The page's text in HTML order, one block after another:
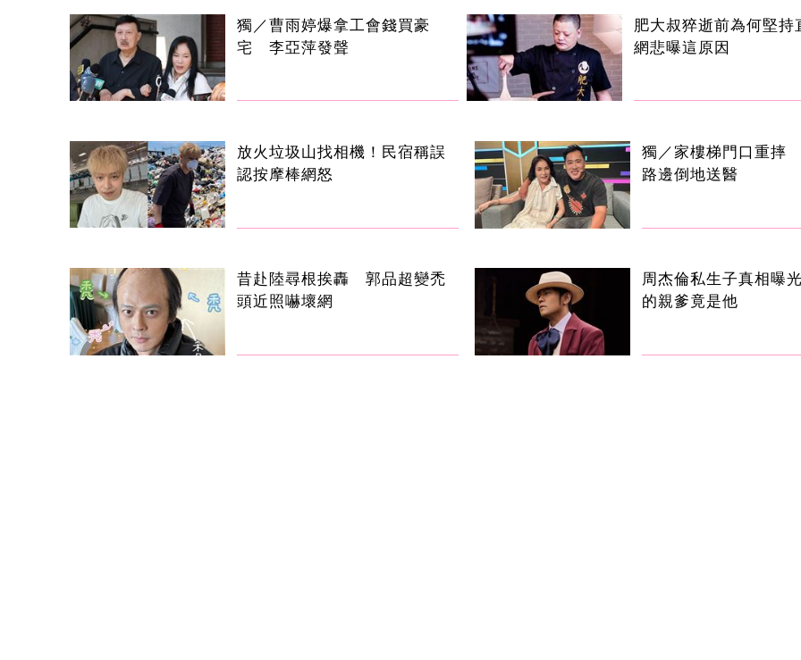
獨／曹雨婷爆拿工會錢買豪
宅 李亞萍發聲
肥大叔猝逝前為何堅持
網悲曝這原因
放火垃圾山找相機！民宿稱誤
認按摩棒網怒
獨／家樓梯門口重摔
路邊倒地送醫
昔赴陸尋根挨轟 郭品超變禿
頭近照嚇壞網
周杰倫私生子真相曝
的親爹竟是他